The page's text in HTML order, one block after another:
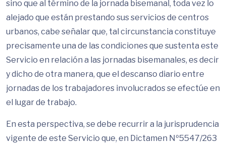
sino que al término de la jornada bisemanal, toda vez lo
alejado que están prestando sus servicios de centros
urbanos, cabe señalar que, tal circunstancia constituye
precisamente una de las condiciones que sustenta este
Servicio en relación a las jornadas bisemanales, es decir
y dicho de otra manera, que el descanso diario entre
jornadas de los trabajadores involucrados se efectúe en
el lugar de trabajo.
En esta perspectiva, se debe recurrir a la jurisprudencia
vigente de este Servicio que, en Dictamen Nº5547/263